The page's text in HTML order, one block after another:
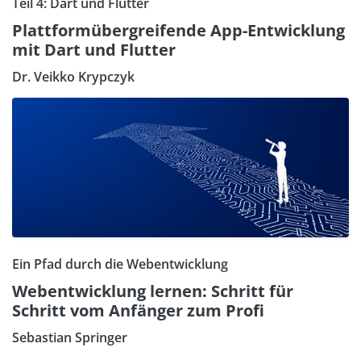
Plattformübergreifende App-Entwicklung
mit Dart und Flutter
Dr. Veikko Krypczyk
Ein Pfad durch die Webentwicklung
Webentwicklung lernen: Schritt für
Schritt vom Anfänger zum Profi
Sebastian Springer